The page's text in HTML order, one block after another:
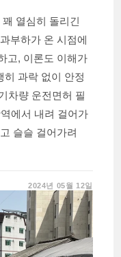
열심히 돌리긴
부하가 온 시점에
고, 이론도 이해가
히 과락 없이 안정
차량 운전면허 필
에서 내려 걸어가
슬슬 걸어가려
2024년 05월 12일